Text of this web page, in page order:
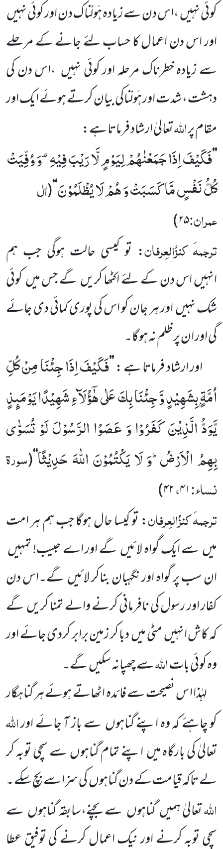
کوئی نہیں،اس دن سے زیادہ ہَولْناک دن اور کوئی نہیں
اور اس دن اعمال کا حساب لئے جانے کے مرحلے
سے زیادہ خطرناک مرحلہ اور کوئی نہیں ،اس دن کی
دہشت ، شدت اور ہَولْناکی بیان کرتے ہوئے ایک اور
مقام پراللہتعالیٰ ارشاد فرماتا ہے:
’’فَكَیْفَ اِذَا جَمَعْنٰهُمْ لِیَوْمٍ لَّا رَیْبَ فِیْهِ۫-وَ وُفِّیَتْ
كُلُّ نَفْسٍ مَّا كَسَبَتْ وَ هُمْ لَا یُظْلَمُوْنَ‘‘
(اٰل
عمران:۲۵)
ترجمہکنزُالعِرفان: تو کیسی حالت ہوگی جب ہم
انہیںاس دن کے لئے اکٹھا کریںگے جس میںکوئی
شک نہیںاور ہر جان کو اس کی پوری کمائی دی جائے
گی اور ان پر ظلم نہ ہوگا۔
اور ارشاد فرماتا ہے :’’فَكَیْفَ اِذَا جِئْنَا مِنْ كُلِّ
اُمَّةٍۭ بِشَهِیْدٍ وَّ جِئْنَا بِكَ عَلٰى هٰۤؤُلَآءِ شَهِیْدًا یَوْمَىٕذٍ
یَّوَدُّ الَّذِیْنَ كَفَرُوْا وَ عَصَوُا الرَّسُوْلَ لَوْ تُسَوّٰى
بِهِمُ الْاَرْضُؕ-وَ لَا یَكْتُمُوْنَ اللّٰهَ حَدِیْثًا‘‘
(سورۃ
نساء:۴۱،۴۲)
ترجمہکنزُالعِرفان: تو کیسا حال ہوگا جب ہم ہر امت
میںسے ایک گواہ لائیںگے اور اے حبیب! تمہیں
ان سب پر گواہ اور نگہبان بناکر لائیںگے۔اس دن
کفار اور رسول کی نافرمانی کرنے والے تمنا کریںگے
کہ کاش انہیںمٹی میںدبا کر زمین برابر کردی جائے اور
وہ کوئی باتاللہسے چھپانہ سکیںگے۔
لہٰذا ا س نصیحت سے فائدہ اٹھاتے ہوئے ہر گناہگار
کو چاہئے کہ وہ اپنے گناہوںسے باز آ جائے اوراللہ
تعالیٰکی بارگاہ میںاپنے تمام گناہوںسے سچی توبہ کر
لے تاکہ قیامت کے دن گناہوںکی سزا سے بچ سکے ۔
اللہتعالیٰ ہمیںگناہوں سے بچنے،سابقہ گناہوںسے
سچی توبہ کرنے اور نیک اعمال کرنے کی توفیق عطا